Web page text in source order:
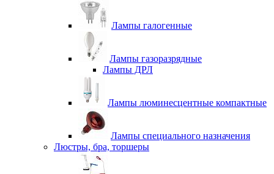
Лампы галогенные
Лампы газоразрядные
Лампы ДРЛ
Лампы люминесцентные компактные
Лампы специального назначения
Люстры, бра, торшеры